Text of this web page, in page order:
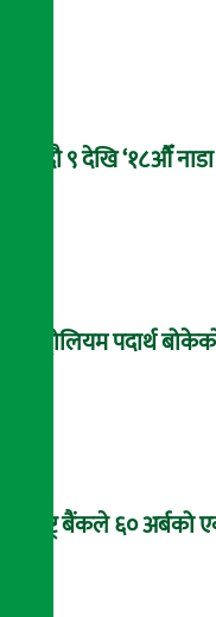
भदौ ९ देखि ‘१८औँ
पेट्रोलियम पदार्थ
राष्ट्र बैंकले ६०